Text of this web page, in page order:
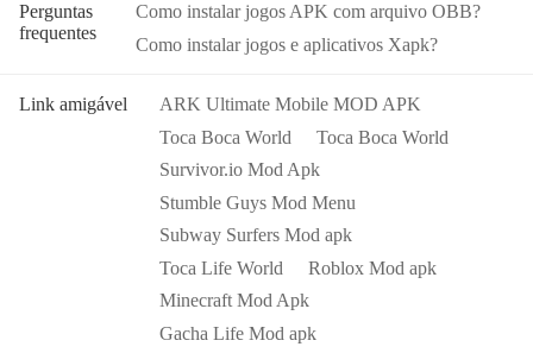
Perguntas
frequentes
Como instalar jogos APK com arquivo OBB?
Como instalar jogos e aplicativos Xapk?
Link amigável
ARK Ultimate Mobile MOD APK
Toca Boca World
Toca Boca World
Survivor.io Mod Apk
Stumble Guys Mod Menu
Subway Surfers Mod apk
Toca Life World
Roblox Mod apk
Minecraft Mod Apk
Gacha Life Mod apk